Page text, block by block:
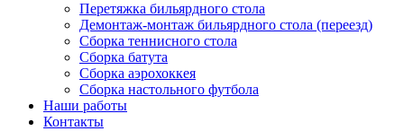
Перетяжка бильярдного стола
Демонтаж-монтаж бильярдного стола (переезд)
Сборка теннисного стола
Сборка батута
Сборка аэрохоккея
Сборка настольного футбола
Наши работы
Контакты